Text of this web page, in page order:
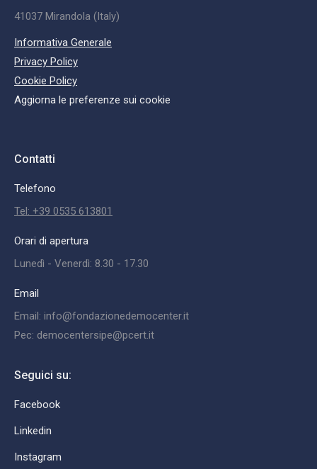
41037 Mirandola (Italy)
Informativa Generale
Privacy Policy
Cookie Policy
Aggiorna le preferenze sui cookie
Contatti
Telefono
Tel: +39 0535 613801
Orari di apertura
Lunedì - Venerdì: 8.30 - 17.30
Email
Email: info@fondazionedemocenter.it
Pec: democentersipe@pcert.it
Seguici su:
Facebook
Linkedin
Instagram